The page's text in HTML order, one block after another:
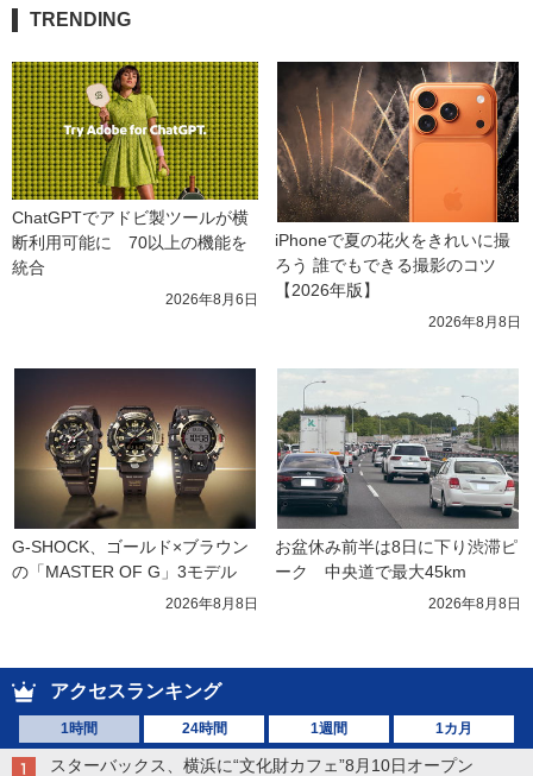
TRENDING
ChatGPTでアドビ製ツールが横
断利用可能に　70以上の機能を
統合
2026年8月6日
iPhoneで夏の花火をきれいに撮
ろう 誰でもできる撮影のコツ
【2026年版】
2026年8月8日
G-SHOCK、ゴールド×ブラウン
の「MASTER OF G」3モデル
2026年8月8日
お盆休み前半は8日に下り渋滞ピ
ーク　中央道で最大45km
2026年8月8日
アクセスランキング
1時間 24時間 1週間 1カ月
スターバックス、横浜に“文化財カフェ”8月10日オープン